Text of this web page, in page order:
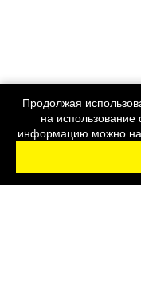
Продолжая
на
информацию можно